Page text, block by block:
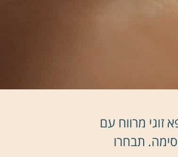
מרווח עם
תבחרו